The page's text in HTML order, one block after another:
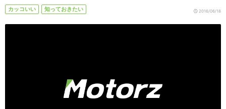
カッコいい 知っておきたい 2016/06/18